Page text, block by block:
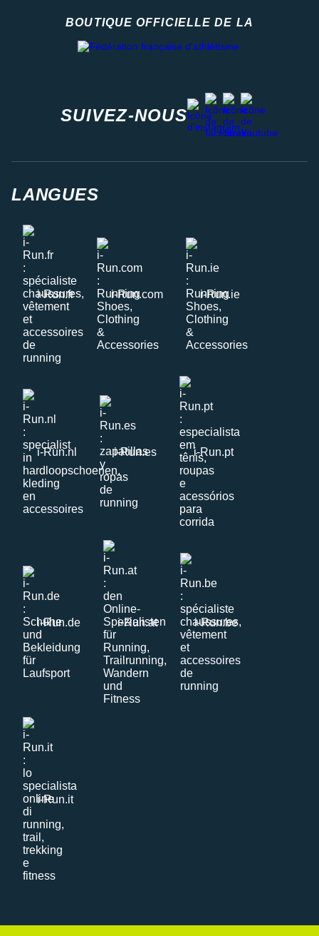
BOUTIQUE OFFICIELLE DE LA
SUIVEZ-NOUS
instagram
facebook
stravayoutube
LANGUES
i-Run.fr i-Run.com i-Run.ie
i-Run.nl i-Run.es i-Run.pt
i-Run.de i-Run.at i-Run.be
i-Run.it